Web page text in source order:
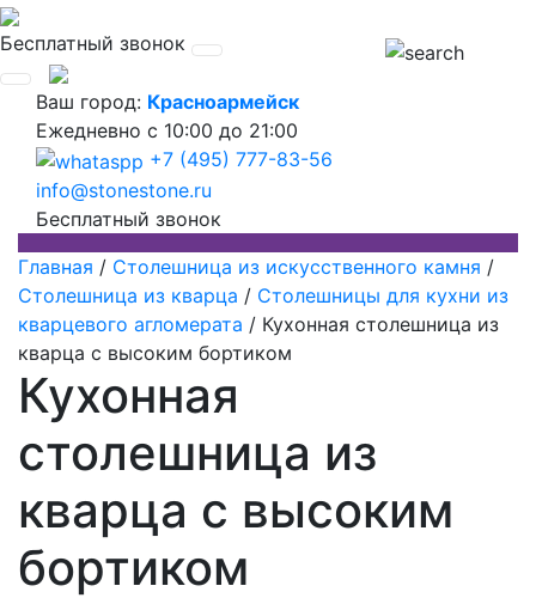
Бесплатный звонок
Ваш город: Красноармейск
Ежедневно с 10:00 до 21:00
+7 (495) 777-83-56
info@stonestone.ru
Бесплатный звонок
Главная / Столешница из искусственного камня /
Столешница из кварца / Столешницы для кухни из
кварцевого агломерата / Кухонная столешница из
кварца с высоким бортиком
Кухонная
столешница из
кварца с высоким
бортиком